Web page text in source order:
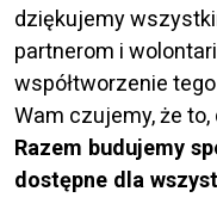
dziękujemy
partnerom i
współtworzenie
Wam czujemy, że to,
Razem budujemy
dostępne dla